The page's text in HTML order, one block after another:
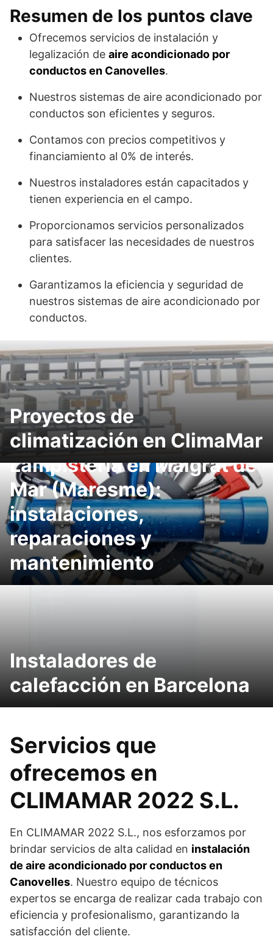
Resumen de los puntos clave
Ofrecemos servicios de instalación y
legalización de aire acondicionado por
conductos en Canovelles.
Nuestros sistemas de aire acondicionado por
conductos son eficientes y seguros.
Contamos con precios competitivos y
financiamiento al 0% de interés.
Nuestros instaladores están capacitados y
tienen experiencia en el campo.
Proporcionamos servicios personalizados
para satisfacer las necesidades de nuestros
clientes.
Garantizamos la eficiencia y seguridad de
nuestros sistemas de aire acondicionado por
conductos.
Proyectos de
climatización en ClimaMar
Lampistería en Malgrat de
Mar (Maresme):
instalaciones,
reparaciones y
mantenimiento
Instaladores de
calefacción en Barcelona
Servicios que
ofrecemos en
CLIMAMAR 2022 S.L.
En CLIMAMAR 2022 S.L., nos esforzamos por
brindar servicios de alta calidad en instalación
de aire acondicionado por conductos en
Canovelles. Nuestro equipo de técnicos
expertos se encarga de realizar cada trabajo con
eficiencia y profesionalismo, garantizando la
satisfacción del cliente.